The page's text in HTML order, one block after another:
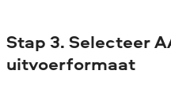
Stap 3. Selecteer
uitvoerformaat